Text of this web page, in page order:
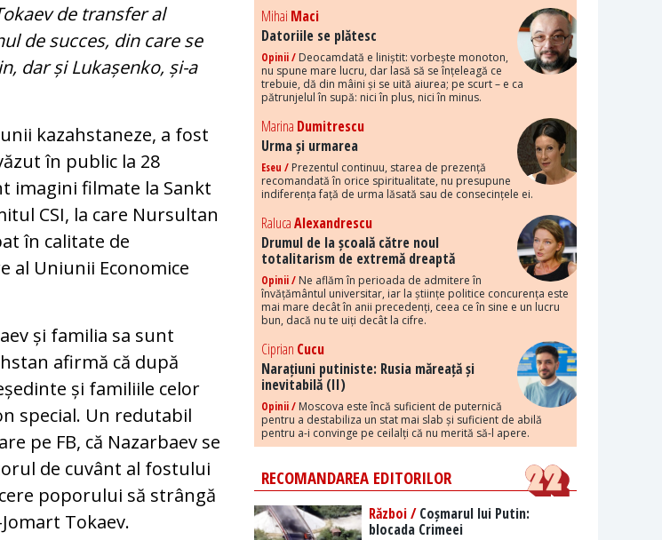
de transfer al
de succes, din care se
dar și Lukașenko, și-a
kazahstaneze, a fost
în public la 28
imagini filmate la Sankt
CSI, la care Nursultan
în calitate de
al Uniunii Economice
și familia sa sunt
afirmă că după
și familiile celor
special. Un redutabil
pe FB, că Nazarbaev se
de cuvânt al fostului
poporului să strângă
Tokaev.
Mihai Maci
Datoriile se plătesc
Opinii / Deocamdată e liniștit: vorbește monoton,
nu spune mare lucru, dar lasă să se înțeleagă ce
trebuie, dă din mâini și se uită aiurea; pe scurt – e ca
pătrunjelul în supă: nici în plus, nici în minus.
Marina Dumitrescu
Urma și urmarea
Eseu / Prezentul continuu, starea de prezență
recomandată în orice spiritualitate, nu presupune
indiferența față de urma lăsată sau de consecințele ei.
RalucaAlexandrescu
Drumul de la școală către noul
totalitarism de extremă dreaptă
Opinii / Ne aflăm în perioada de admitere în
învățământul universitar, iar la științe politice concurența este
mai mare decât în anii precedenți, ceea ce în sine e un lucru
bun, dacă nu te uiți decât la cifre.
Ciprian Cucu
Narațiuni putiniste: Rusia măreață și
inevitabilă (II)
Opinii / Moscova este încă suficient de puternică
pentru a destabiliza un stat mai slab și suficient de abilă
pentru a-i convinge pe ceilalți că nu merită să-l apere.
RECOMANDAREA EDITORILOR
Război /Coșmarul lui Putin:
blocada Crimeei